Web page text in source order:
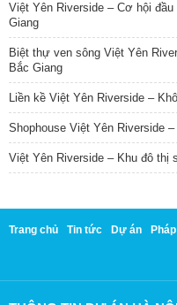
Việt Yên Riverside – Cơ hội
Giang
Biệt thự ven sông Việt Yên
Bắc Giang
Liền kề Việt Yên Riverside –
Shophouse Việt Yên Riverside
Việt Yên Riverside – Khu đô thị
Trang chủ Tin tức Dự án